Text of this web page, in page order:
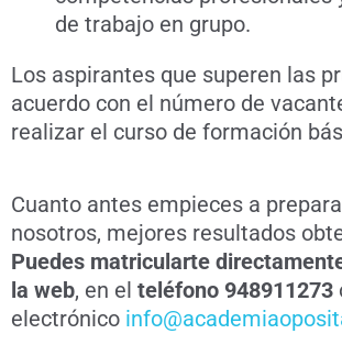
de trabajo en grupo.
Los aspirantes que superen las
acuerdo con el número de
realizar el curso de formación
Cuanto antes empieces a
nosotros, mejores resultados
Puedes matricularte
la web, en el teléfono 948911273
electrónico